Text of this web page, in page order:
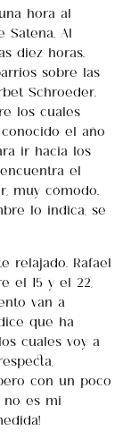
hora al
Al
diez horas.
sobre las
Schroeder.
los cuales
el año
ir hacia los
el
muy cómodo.
lo indica, se
relajado. Rafael
el 15 y el 22,
van a
que ha
cuales voy a
con un poco
es mi